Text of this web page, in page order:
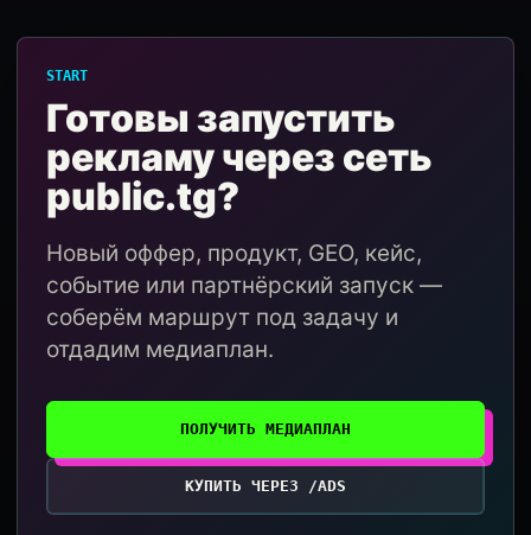
START
Готовы запустить
рекламу через сеть
public.tg?
Новый оффер, продукт, GEO, кейс,
событие или партнёрский запуск —
соберём маршрут под задачу и
отдадим медиаплан.
ПОЛУЧИТЬ МЕДИАПЛАН
КУПИТЬ ЧЕРЕЗ /ADS